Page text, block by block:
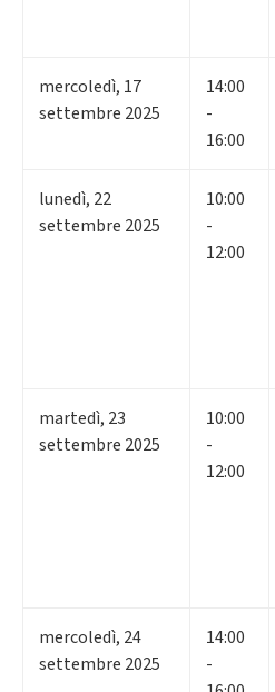
mercoledì, 17
settembre 2025
14:00
-
16:00
lunedì, 22
settembre 2025
10:00
-
12:00
martedì, 23
settembre 2025
10:00
-
12:00
mercoledì, 24
settembre 2025
14:00
-